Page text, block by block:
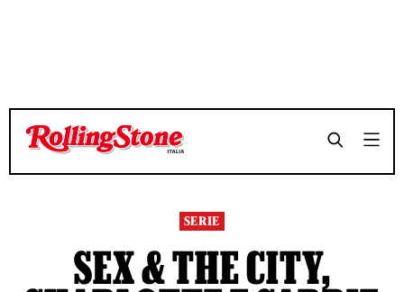
TEMPO DI LETTURA 5 MINUTI SHARE
TEMPO DI LETTURA 5 MINUTI SHARE
SERIE
SEX & THE CITY,